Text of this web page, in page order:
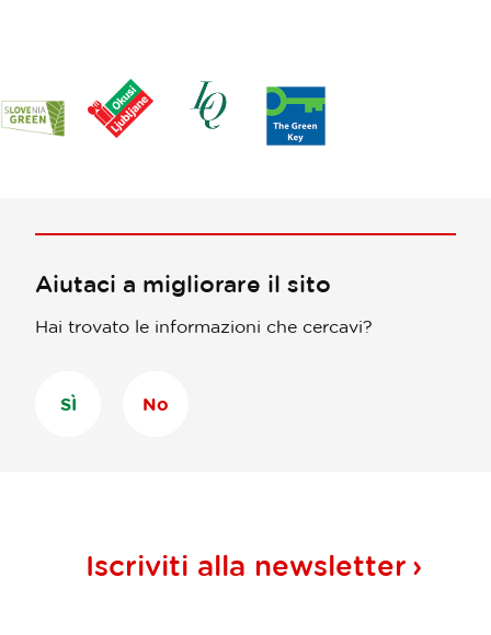
Aiutaci a migliorare il sito
Hai trovato le informazioni che cercavi?
SÌ No
Iscriviti alla newsletter